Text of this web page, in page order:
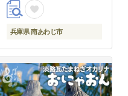
兵庫県 南あわじ市